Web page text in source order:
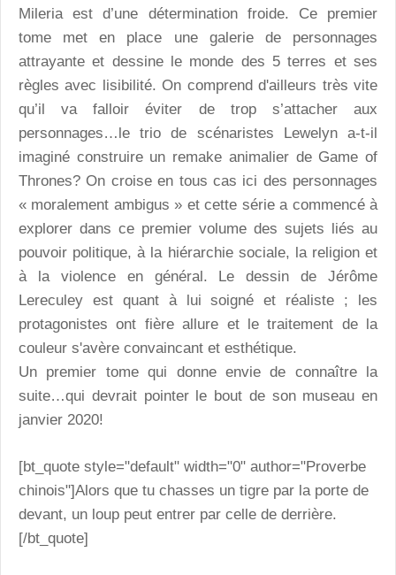
Mileria est d’une détermination froide. Ce premier
tome met en place une galerie de personnages
attrayante et dessine le monde des 5 terres et ses
règles avec lisibilité. On comprend d'ailleurs très vite
qu’il va falloir éviter de trop s’attacher aux
personnages…le trio de scénaristes Lewelyn a-t-il
imaginé construire un remake animalier de Game of
Thrones? On croise en tous cas ici des personnages
« moralement ambigus » et cette série a commencé à
explorer dans ce premier volume des sujets liés au
pouvoir politique, à la hiérarchie sociale, la religion et
à la violence en général. Le dessin de Jérôme
Lereculey est quant à lui soigné et réaliste ; les
protagonistes ont fière allure et le traitement de la
couleur s'avère convaincant et esthétique.
Un premier tome qui donne envie de connaître la
suite…qui devrait pointer le bout de son museau en
janvier 2020!
[bt_quote style="default" width="0" author="Proverbe
chinois"]Alors que tu chasses un tigre par la porte de
devant, un loup peut entrer par celle de derrière.
[/bt_quote]